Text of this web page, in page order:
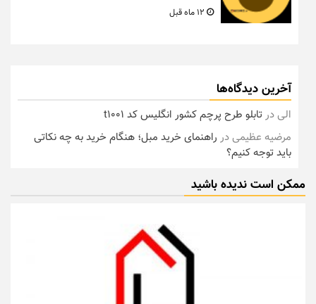
آخرین دیدگاه‌ها
الیدرتابلو طرح پرچم کشور انگلیس کد t1001
مرضیه عظیمیدر راهنمای خرید مبل؛ هنگام خرید به چه نکاتی
باید توجه کنیم؟
ممکن است ندیده باشید